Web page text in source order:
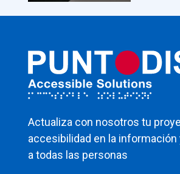
Actualiza con nosotros tu
accesibilidad en la
a todas las personas